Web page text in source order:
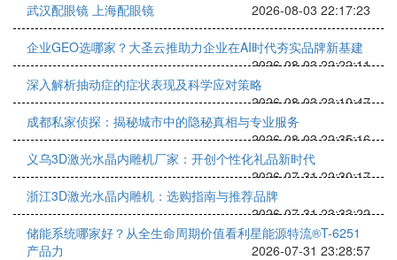
武汉配眼镜 上海配眼镜
2026-08-03 22:17:23
企业GEO选哪家？大圣云推助力企业在AI时代夯实品牌新基建
2026-08-03 22:22:11
深入解析抽动症的症状表现及科学应对策略
2026-08-03 23:10:47
成都私家侦探：揭秘城市中的隐秘真相与专业服务
2026-08-03 22:35:16
义乌3D激光水晶内雕机厂家：开创个性化礼品新时代
2026-07-31 22:30:17
浙江3D激光水晶内雕机：选购指南与推荐品牌
2026-07-31 23:33:22
储能系统哪家好？从全生命周期价值看利星能源特流®T-6251
产品力
2026-07-31 23:28:57